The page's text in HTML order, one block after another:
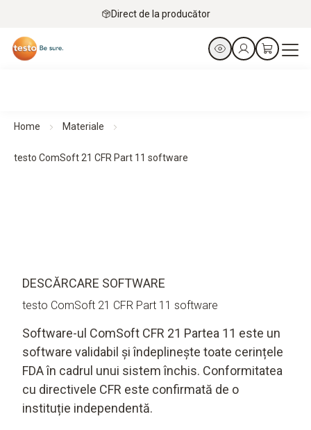
Direct de la producător
Home Materiale
testo ComSoft 21 CFR Part 11 software
DESCĂRCARE SOFTWARE
testo ComSoft 21 CFR Part 11 software
Software-ul ComSoft CFR 21 Partea 11 este un
software validabil și îndeplinește toate cerințele
FDA în cadrul unui sistem închis. Conformitatea
cu directivele CFR este confirmată de o
instituție independentă.